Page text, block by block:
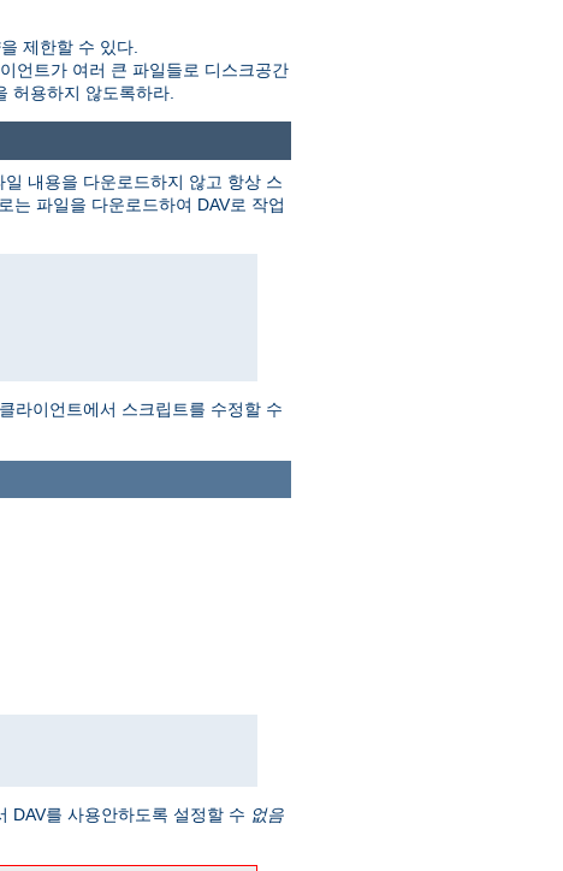
제한할 수 있다.
언트가 여러 큰 파일들로 디스크공간
허용하지 않도록하라.
일 내용을 다운로드하지 않고 항상 스
는 파일을 다운로드하여 DAV로 작업
라이언트에서 스크립트를 수정할 수
DAV를 사용안하도록 설정할 수 없음